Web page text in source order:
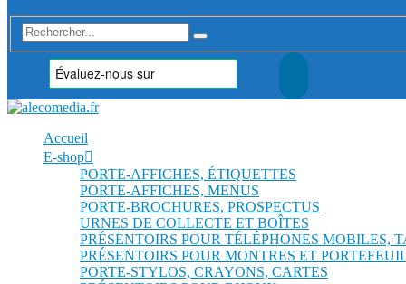
Accueil
E-shop
PORTE-AFFICHES, ÉTIQUETTES
PORTE-AFFICHES, MENUS
PORTE-BROCHURES, PROSPECTUS
URNES DE COLLECTE ET BOÎTES
PRÉSENTOIRS POUR TÉLÉPHONES MOBILES,
PRÉSENTOIRS POUR MONTRES ET
PORTE-STYLOS, CRAYONS, CARTES